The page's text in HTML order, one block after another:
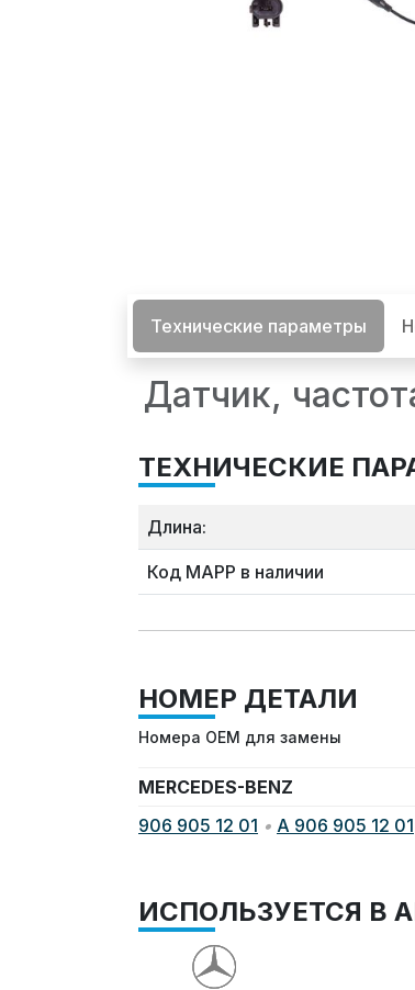
Технические параметры
Датчик,
ТЕХНИЧЕСКИЕ
Длина:
Код MAPP в наличии
НОМЕР ДЕТАЛИ
Номера OEM для замены
MERCEDES-BENZ
906 905 12 01 • A 906 905 12 01
ИСПОЛЬЗУЕТСЯ В